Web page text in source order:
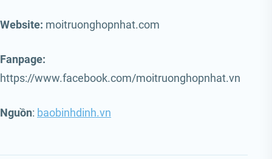
Website: moitruonghopnhat.com
Fanpage:
https://www.facebook.com/moitruonghopnhat.vn
Nguồn: baobinhdinh.vn